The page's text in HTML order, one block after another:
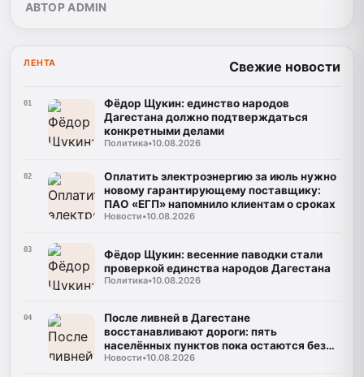
АВТОР ADMIN
ЛЕНТА Свежие новости
01
Фёдор Щукин: единство народов
Дагестана должно подтверждаться
конкретными делами
Политика•10.08.2026
02
Оплатить электроэнергию за июль нужно
новому гарантирующему поставщику:
ПАО «ЕГП» напомнило клиентам о сроках
Новости•10.08.2026
03
Фёдор Щукин: весенние паводки стали
проверкой единства народов Дагестана
Политика•10.08.2026
04
После ливней в Дагестане
восстанавливают дороги: пять
населённых пунктов пока остаются без
транспортного сообщения
Новости•10.08.2026